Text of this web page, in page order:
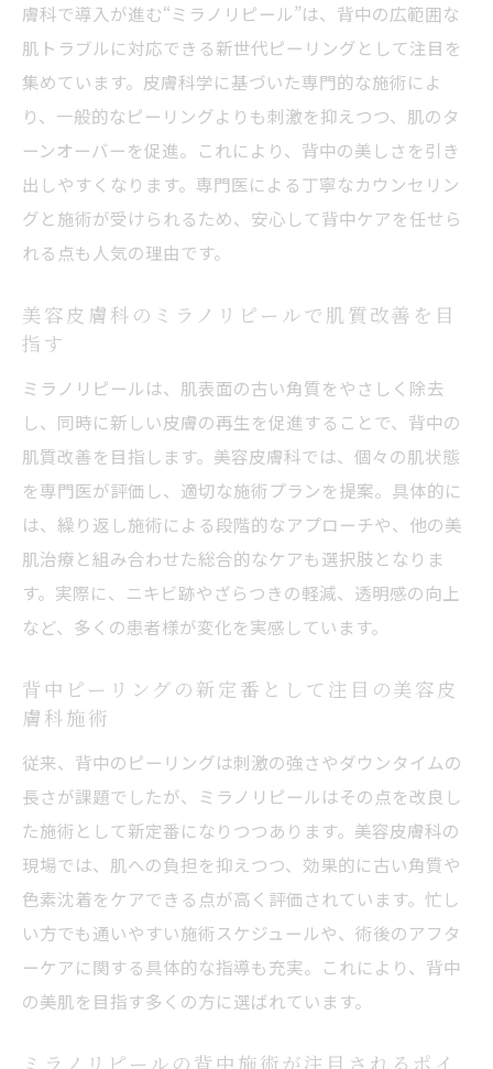
膚科で導入が進む“ミラノリピール”は、背中の広範囲な
肌トラブルに対応できる新世代ピーリングとして注目を
集めています。皮膚科学に基づいた専門的な施術によ
り、一般的なピーリングよりも刺激を抑えつつ、肌のタ
ーンオーバーを促進。これにより、背中の美しさを引き
出しやすくなります。専門医による丁寧なカウンセリン
グと施術が受けられるため、安心して背中ケアを任せら
れる点も人気の理由です。
美容皮膚科のミラノリピールで肌質改善を目
指す
ミラノリピールは、肌表面の古い角質をやさしく除去
し、同時に新しい皮膚の再生を促進することで、背中の
肌質改善を目指します。美容皮膚科では、個々の肌状態
を専門医が評価し、適切な施術プランを提案。具体的に
は、繰り返し施術による段階的なアプローチや、他の美
肌治療と組み合わせた総合的なケアも選択肢となりま
す。実際に、ニキビ跡やざらつきの軽減、透明感の向上
など、多くの患者様が変化を実感しています。
背中ピーリングの新定番として注目の美容皮
膚科施術
従来、背中のピーリングは刺激の強さやダウンタイムの
長さが課題でしたが、ミラノリピールはその点を改良し
た施術として新定番になりつつあります。美容皮膚科の
現場では、肌への負担を抑えつつ、効果的に古い角質や
色素沈着をケアできる点が高く評価されています。忙し
い方でも通いやすい施術スケジュールや、術後のアフタ
ーケアに関する具体的な指導も充実。これにより、背中
の美肌を目指す多くの方に選ばれています。